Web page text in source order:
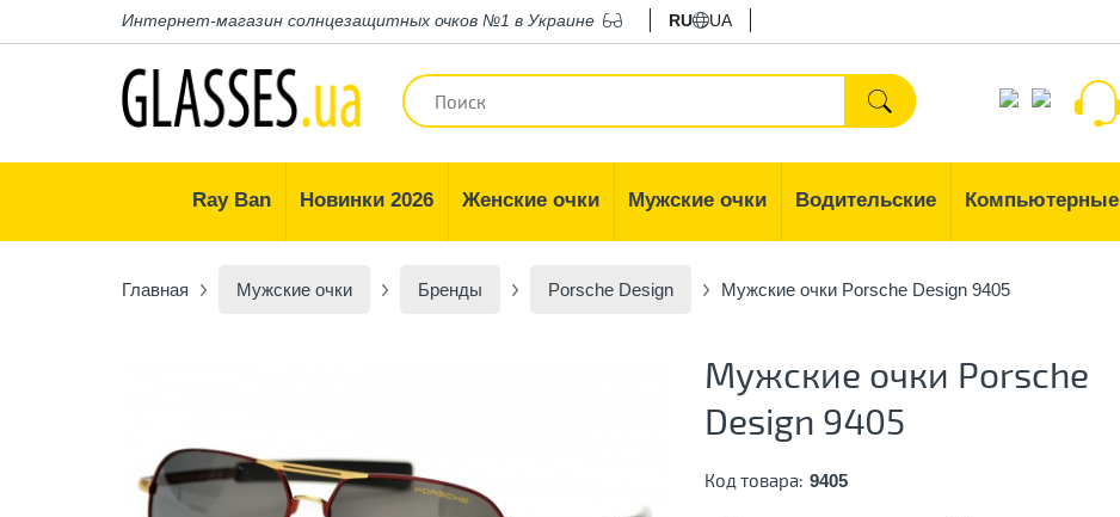
Интернет-магазин солнцезащитных очков №1 в Украине RU UA
Ray Ban Новинки 2026 Женские очки Мужские очки Водительские Компьютерные
Главная Мужские очки Бренды Porsche Design Мужские очки Porsche Design 9405
Мужские очки Porsche
Design 9405
Код товара: 9405